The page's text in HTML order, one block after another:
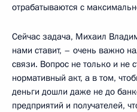
отрабатываются с
Сейчас задача, Михаил
нами ставит, – очень важно
связи. Вопрос не только и не
нормативный акт, а в том,
деньги дошли даже не до
предприятий и получателей,